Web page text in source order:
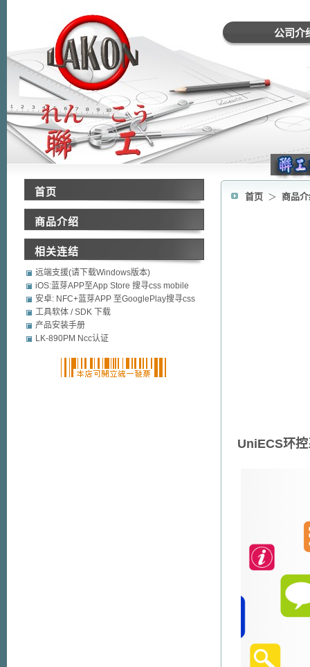
公司介
首页 ＞ 商品
UniECS环
首页
商品介绍
相关连结
远端支援(请下载Windows版本)
iOS:蓝芽APP至App Store 搜寻css mobile
security
安卓: NFC+蓝芽APP 至GooglePlay搜寻css
mobile security
工具软体 / SDK 下载
产品安装手册
LK-890PM Ncc认证